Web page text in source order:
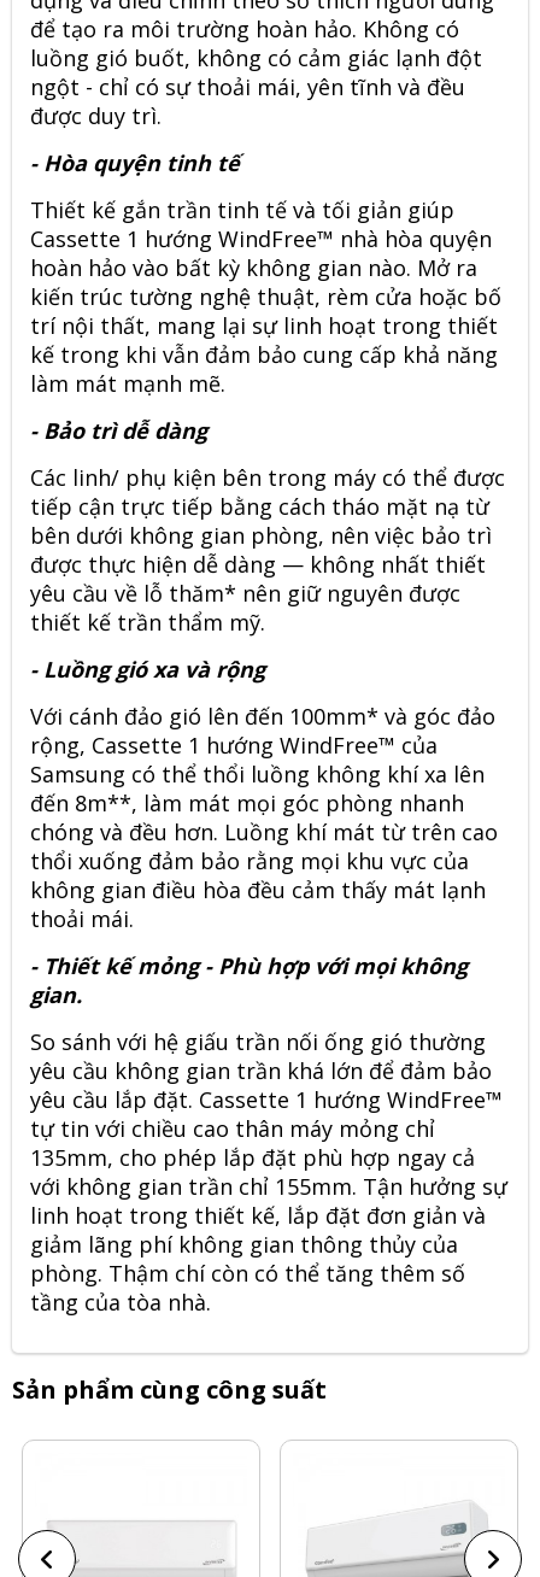
để tạo ra môi trường hoàn hảo. Không có
luồng gió buốt, không có cảm giác lạnh đột
ngột - chỉ có sự thoải mái, yên tĩnh và đều
được duy trì.
- Hòa quyện tinh tế
Thiết kế gắn trần tinh tế và tối giản giúp
Cassette 1 hướng WindFree™ nhà hòa quyện
hoàn hảo vào bất kỳ không gian nào. Mở ra
kiến trúc tường nghệ thuật, rèm cửa hoặc bố
trí nội thất, mang lại sự linh hoạt trong thiết
kế trong khi vẫn đảm bảo cung cấp khả năng
làm mát mạnh mẽ.
- Bảo trì dễ dàng
Các linh/ phụ kiện bên trong máy có thể được
tiếp cận trực tiếp bằng cách tháo mặt nạ từ
bên dưới không gian phòng, nên việc bảo trì
được thực hiện dễ dàng — không nhất thiết
yêu cầu về lỗ thăm* nên giữ nguyên được
thiết kế trần thẩm mỹ.
- Luồng gió xa và rộng
Với cánh đảo gió lên đến 100mm* và góc đảo
rộng, Cassette 1 hướng WindFree™ của
Samsung có thể thổi luồng không khí xa lên
đến 8m**, làm mát mọi góc phòng nhanh
chóng và đều hơn. Luồng khí mát từ trên cao
thổi xuống đảm bảo rằng mọi khu vực của
không gian điều hòa đều cảm thấy mát lạnh
thoải mái.
- Thiết kế mỏng - Phù hợp với mọi không
gian.
So sánh với hệ giấu trần nối ống gió thường
yêu cầu không gian trần khá lớn để đảm bảo
yêu cầu lắp đặt. Cassette 1 hướng WindFree™
tự tin với chiều cao thân máy mỏng chỉ
135mm, cho phép lắp đặt phù hợp ngay cả
với không gian trần chỉ 155mm. Tận hưởng sự
linh hoạt trong thiết kế, lắp đặt đơn giản và
giảm lãng phí không gian thông thủy của
phòng. Thậm chí còn có thể tăng thêm số
tầng của tòa nhà.
Sản phẩm cùng công suất